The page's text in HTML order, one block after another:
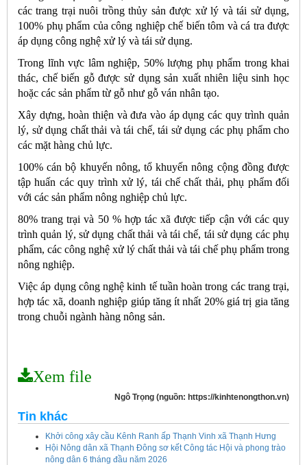
các trang trại nuôi trồng thủy sản được xử lý và tái sử dụng,
100% phụ phẩm của công nghiệp chế biến tôm và cá tra được
áp dụng công nghệ xử lý và tái sử dụng.
Trong lĩnh vực lâm nghiệp, 50% lượng phụ phẩm trong khai
thác, chế biến gỗ được sử dụng sản xuất nhiên liệu sinh học
hoặc các sản phẩm từ gỗ như gỗ ván nhân tạo.
Xây dựng, hoàn thiện và đưa vào áp dụng các quy trình quản
lý, sử dụng chất thải và tái chế, tái sử dụng các phụ phẩm cho
các mặt hàng chủ lực.
100% cán bộ khuyến nông, tổ khuyến nông cộng đồng được
tập huấn các quy trình xử lý, tái chế chất thải, phụ phẩm đối
với các sản phẩm nông nghiệp chủ lực.
80% trang trại và 50 % hợp tác xã được tiếp cận với các quy
trình quản lý, sử dụng chất thải và tái chế, tái sử dụng các phụ
phẩm, các công nghệ xử lý chất thải và tái chế phụ phẩm trong
nông nghiệp.
Việc áp dụng công nghệ kinh tế tuần hoàn trong các trang trại,
hợp tác xã, doanh nghiệp giúp tăng ít nhất 20% giá trị gia tăng
trong chuỗi ngành hàng nông sản.
Xem file
Ngô Trọng (nguồn: https://kinhtenongthon.vn)
Tin khác
Khởi công xây cầu Kênh Ranh ấp Thạnh Vinh xã Thạnh Hưng
Hội Nông dân xã Thạnh Đông sơ kết Công tác Hội và phong trào
nông dân 6 tháng đầu năm 2026